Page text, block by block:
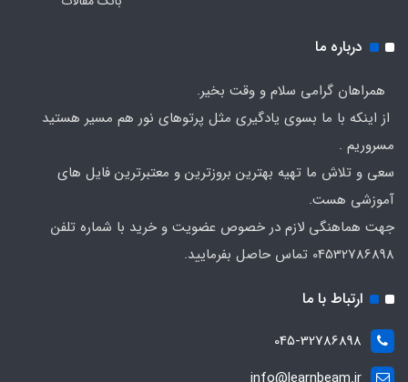
درباره ما
همراهان گرامی سلام و وقت بخیر.
از اینکه با ما بسوی یادگیری مثل پرتوهای نور هم مسیر هستید
مسروریم .
سعی و تلاش ما تهیه بهترین بروزترین و معتبرترین فایل های
آموزشی هست.
جهت هماهنگی لازم در خصوص عضویت و خرید با شماره تلفن
04532786898 تماس حاصل بفرمایید.
ارتباط با ما
045-32786898